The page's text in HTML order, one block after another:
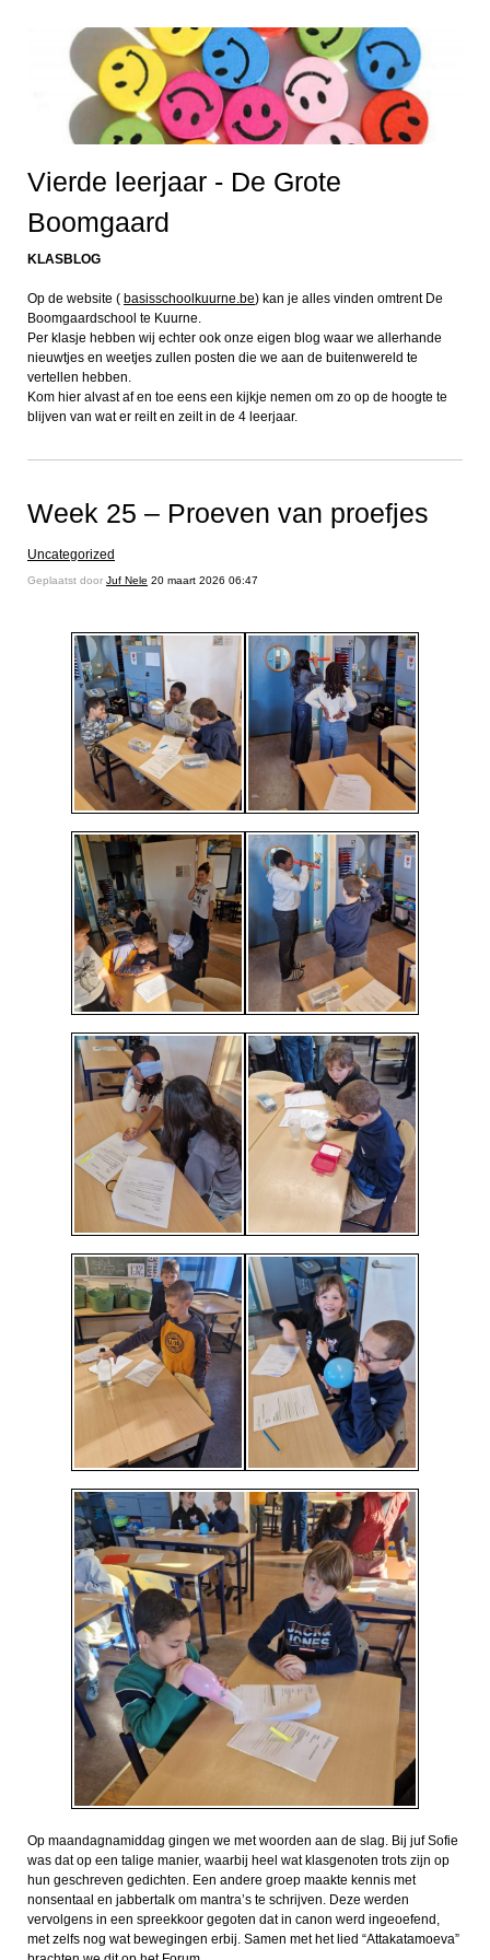
Vierde leerjaar - De Grote
Boomgaard
KLASBLOG
Op de website ( basisschoolkuurne.be) kan je alles vinden omtrent De
Boomgaardschool te Kuurne.
Per klasje hebben wij echter ook onze eigen blog waar we allerhande
nieuwtjes en weetjes zullen posten die we aan de buitenwereld te
vertellen hebben.
Kom hier alvast af en toe eens een kijkje nemen om zo op de hoogte te
blijven van wat er reilt en zeilt in de 4 leerjaar.
Week 25 – Proeven van proefjes
Uncategorized
Geplaatst door Juf Nele 20 maart 2026 06:47
Op maandagnamiddag gingen we met woorden aan de slag. Bij juf Sofie
was dat op een talige manier, waarbij heel wat klasgenoten trots zijn op
hun geschreven gedichten. Een andere groep maakte kennis met
nonsentaal en jabbertalk om mantra’s te schrijven. Deze werden
vervolgens in een spreekkoor gegoten dat in canon werd ingeoefend,
met zelfs nog wat bewegingen erbij. Samen met het lied “Attakatamoeva”